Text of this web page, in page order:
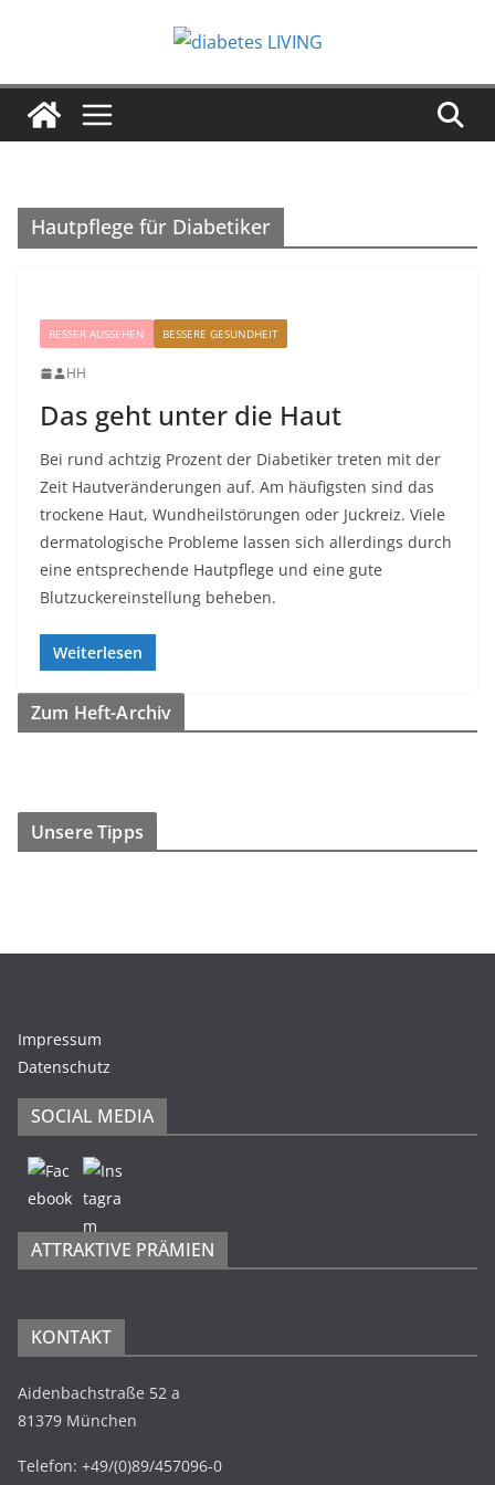
Hautpflege für Diabetiker
BESSER AUSSEHEN BESSERE GESUNDHEIT
HH
Das geht unter die Haut
Bei rund achtzig Prozent der Diabetiker treten mit der
Zeit Hautveränderungen auf. Am häufigsten sind das
trockene Haut, Wundheilstörungen oder Juckreiz. Viele
dermatologische Probleme lassen sich allerdings durch
eine entsprechende Hautpflege und eine gute
Blutzuckereinstellung beheben.
Weiterlesen
Zum Heft-Archiv
Unsere Tipps
Impressum
Datenschutz
SOCIAL MEDIA
ATTRAKTIVE PRÄMIEN
KONTAKT
Aidenbachstraße 52 a
81379 München
Telefon: +49/(0)89/457096-0